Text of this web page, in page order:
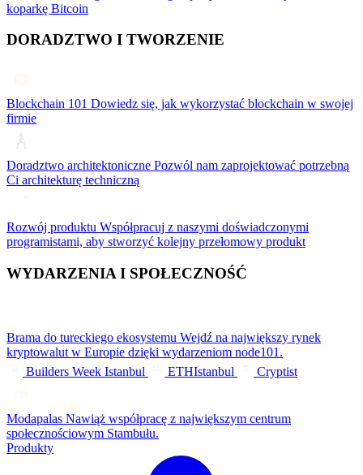
koparkę Bitcoin
DORADZTWO I TWORZENIE
Blockchain 101 Dowiedz się, jak wykorzystać blockchain w swojej
firmie
Doradztwo architektoniczne Pozwól nam zaprojektować potrzebną
Ci architekturę techniczną
Rozwój produktu Współpracuj z naszymi doświadczonymi
programistami, aby stworzyć kolejny przełomowy produkt
WYDARZENIA I SPOŁECZNOŚĆ
Brama do tureckiego ekosystemu Wejdź na największy rynek
kryptowalut w Europie dzięki wydarzeniom node101.
Builders Week Istanbul
ETHIstanbul Cryptist
Modapalas Nawiąż współpracę z największym centrum
społecznościowym Stambułu.
Produkty